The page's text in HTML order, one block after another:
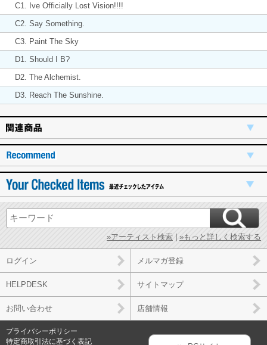
C1. Ive Officially Lost Vision!!!!
C2. Say Something.
C3. Paint The Sky
D1. Should I B?
D2. The Alchemist.
D3. Reach The Sunshine.
»アーティスト検索 »もっと詳しく検索する
ログイン メルマガ登録
HELPDESK サイトマップ
お問い合わせ 店舗情報
プライバシーポリシー
特定商取引法に基づく表記